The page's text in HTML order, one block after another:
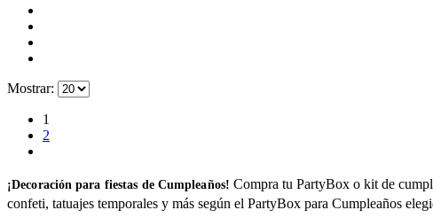
Mostrar:
1
2
¡Decoración para fiestas de Cumpleaños! Compra tu PartyBox o kit de
confeti, tatuajes temporales y más según el PartyBox para Cumpleaños